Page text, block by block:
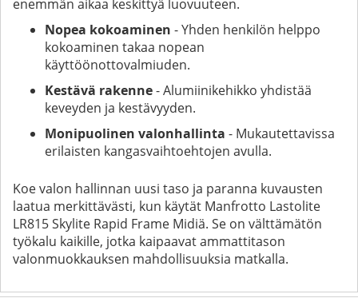
enemmän aikaa keskittyä luovuuteen.
Nopea kokoaminen - Yhden henkilön helppo
kokoaminen takaa nopean
käyttöönottovalmiuden.
Kestävä rakenne- Alumiinikehikko yhdistää
keveyden ja kestävyyden.
Monipuolinen valonhallinta - Mukautettavissa
erilaisten kangasvaihtoehtojen avulla.
Koe valon hallinnan uusi taso ja paranna kuvausten
laatua merkittävästi, kun käytät Manfrotto Lastolite
LR815 Skylite Rapid Frame Midiä. Se on välttämätön
työkalu kaikille, jotka kaipaavat ammattitason
valonmuokkauksen mahdollisuuksia matkalla.